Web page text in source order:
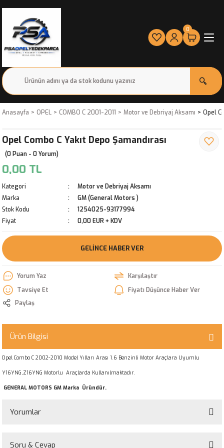
0
Anasayfa OPEL COMBO C 2001-2011 Motor ve Debriyaj Aksamı Opel
Opel Combo C Yakıt Depo Şamandırası
(0 Puan - 0 Yorum)
0,00 TL
Kategori
Motor ve Debriyaj Aksamı
Marka
GM (General Motors )
Stok Kodu
1254025-93177994
Fiyat
0,00 EUR + KDV
GELINCE HABER VER
Yorum Yaz
Karşılaştır
Tavsiye Et
Fiyatı Düşünce Haber Ver
Paylaş
Ürün Bilgisi
Opel Combo C 2002-2010 Model Yılları Arası 1.6 Benzinli Motor Araçlara Uyumlu
Y16YNG,Z16YNG Motorlu Araçlarda Kullanılmaktadır.
GENERAL MOTORS GM Marka Üründür.
Yorumlar
Soru & Cevap